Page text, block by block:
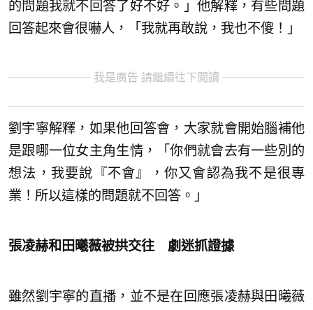
的問題我就不回答了好不好。」他解釋，有些問題
回答起來會很嚇人，「我就再敢說，我也不傻！」
我是廣告 請繼續往下閱讀
劉宇寧解釋，如果他回答會，大家就會開始腦補他
是跟哪一位女主角生情，「你們就會去有一些別的
想法，我要說『不會』，你又會認為我不是很專
業！所以這樣的問題就不回答。」
張凌赫和田曦薇被拱交往 劇迷抓證據
雖然劉宇寧的直播，並不是在回應張凌赫與田曦薇